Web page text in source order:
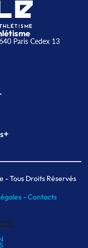
Paris Cedex 13
+
Tous Droits Réservés
-Contacts